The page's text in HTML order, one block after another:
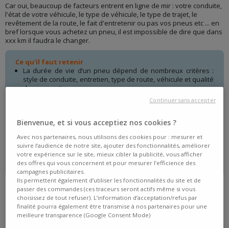
Car oui, beaucoup de facteurs entrent en ligne de mir : votre conduite,
l'état de votre véhicule, le type de véhicule, le type de trajet, le
revêtement de la route, le fait d'entretenir ou pas vos pneus etc ... en
bref lorsque vous achetez un pneu, il est impossible de dire que dans
xxx km il faudra le changer.
Ce qu'il faut retenir
La durée de vie d’un pneu dépend de nombreux critères :
style de conduite, entretien, type de route, véhicule et qualité
du pneumatique.
En moyenne, un pneu peut durer entre 30 000 et 50 000 km,
Vérifiez régulièrement les témoins d’usure et n’attendez pas
la limite légale de 1,6 mm pour remplacer vos pneus afin de
conserver de bonnes performances.
Des pneus Premium bien adaptés à votre usage et
correctement entretenus offrent généralement une meilleure
longévité et plus de sécurité au quotidien.
Bienvenue, et si vous acceptiez nos cookies ?
Avec nos partenaires, nous utilisons des cookies pour : mesurer et
suivre l’audience de notre site, ajouter des fonctionnalités, améliorer
votre expérience sur le site, mieux cibler la publicité, vous afficher
des offres qui vous concernent et pour mesurer l’efficience des
campagnes publicitaires.
Ils permettent également d’utiliser les fonctionnalités du site et de
passer des commandes (ces traceurs seront actifs même si vous
choisissez de tout refuser). L’information d’acceptation/refus par
finalité pourra également être transmise à nos partenaires pour une
meilleure transparence (Google Consent Mode)
Continuer sans accepter